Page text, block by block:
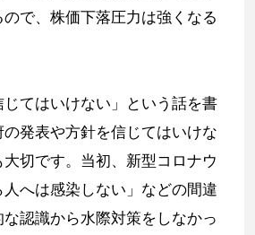
で、株価下落圧力は強くなる
てはいけない」という話を書
発表や方針を信じてはいけな
切です。当初、新型コロナウ
へは感染しない」などの間違
認識から水際対策をしなかっ